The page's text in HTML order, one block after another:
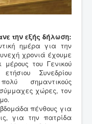
την εξής δήλωση:
ημέρα για την
χρονιά έχουμε
του Γενικού
Συνεδρίου
σημαντικούς
χώρες, τον
πένθους για
για την πατρίδα